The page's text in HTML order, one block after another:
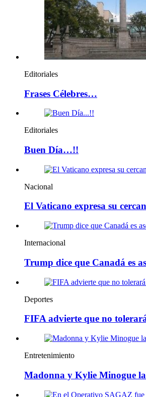
Editoriales
Frases Célebres…
Editoriales
Buen Día…!!
Nacional
El Vaticano expresa su
Internacional
Trump dice que Canadá es
Deportes
FIFA advierte que no
Entretenimiento
Madonna y Kylie Minogue